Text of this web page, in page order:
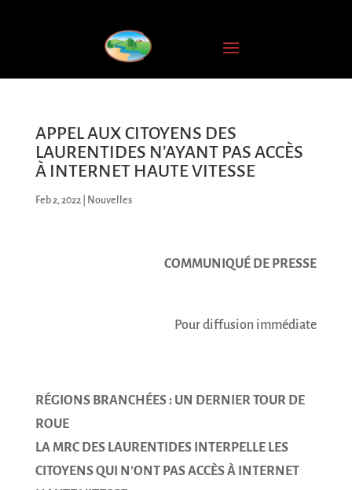
APPEL AUX CITOYENS DES
LAURENTIDES N’AYANT PAS ACCÈS
À INTERNET HAUTE VITESSE
Feb 2, 2022| Nouvelles
COMMUNIQUÉ DE PRESSE
Pour diffusion immédiate
RÉGIONS BRANCHÉES : UN DERNIER TOUR DE
ROUE
LA MRC DES LAURENTIDES INTERPELLE LES
CITOYENS QUI N’ONT PAS ACCÈS À INTERNET